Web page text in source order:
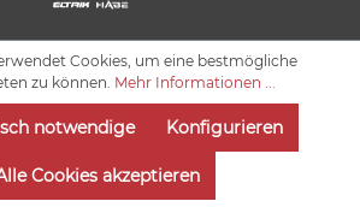
Cookies, um eine bestmögliche
zu können. Mehr Informationen ...
notwendige Konfigurieren
Cookies akzeptieren